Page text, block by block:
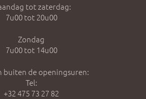
tot zaterdag:
7u00 tot 20u00
Zondag
7u00 tot 14u00
buiten de openingsuren:
Tel:
+32 475 73 27 82